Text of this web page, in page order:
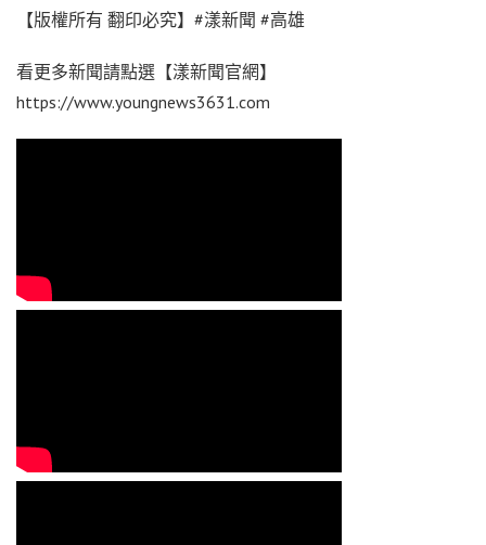
【版權所有 翻印必究】#漾新聞 #高雄
看更多新聞請點選【漾新聞官網】
https://www.youngnews3631.com